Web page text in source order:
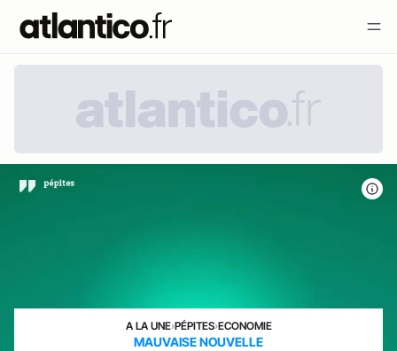
A LA UNE›PÉPITES›ECONOMIE
MAUVAISE NOUVELLE